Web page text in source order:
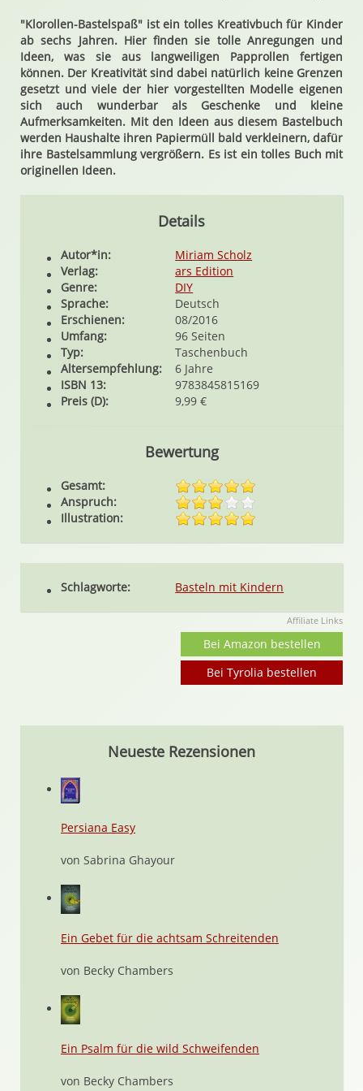
"Klorollen-Bastelspaß" ist ein tolles Kreativbuch für Kinder
ab sechs Jahren. Hier finden sie tolle Anregungen und
Ideen, was sie aus langweiligen Papprollen fertigen
können. Der Kreativität sind dabei natürlich keine Grenzen
gesetzt und viele der hier vorgestellten Modelle eigenen
sich auch wunderbar als Geschenke und kleine
Aufmerksamkeiten. Mit den Ideen aus diesem Bastelbuch
werden Haushalte ihren Papiermüll bald verkleinern, dafür
ihre Bastelsammlung vergrößern. Es ist ein tolles Buch mit
originellen Ideen.
Details
Autor*in:
Miriam Scholz
Verlag:
ars Edition
Genre:
DIY
Sprache:
Deutsch
Erschienen:
08/2016
Umfang:
96 Seiten
Typ:
Taschenbuch
Altersempfehlung:
6 Jahre
ISBN 13:
9783845815169
Preis (D):
9,99 €
Bewertung
Gesamt:
Anspruch:
Illustration:
Schlagworte: Basteln mit Kindern
Affiliate Links
Bei Amazon bestellen
Bei Tyrolia bestellen
Neueste Rezensionen
Persiana Easy
von Sabrina Ghayour
Ein Gebet für die achtsam Schreitenden
von Becky Chambers
Ein Psalm für die wild Schweifenden
von Becky Chambers